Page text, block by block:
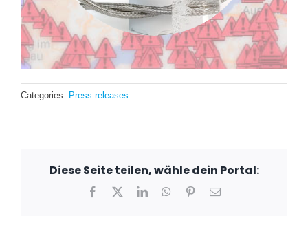
Categories: Press releases
Diese Seite teilen, wähle dein Portal:
Facebook LinkedInWhatsApp
PinterestEmail